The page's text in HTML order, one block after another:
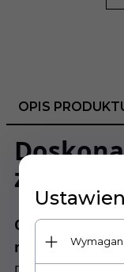
OPIS
Ochrona przed
rysowaniem